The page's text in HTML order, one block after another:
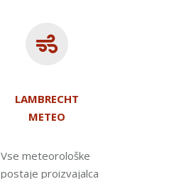
LAMBRECHT
METEO
Vse meteorološke
postaje proizvajalca